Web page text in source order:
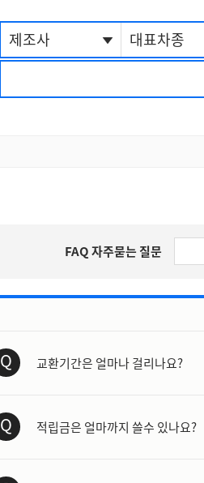
제조사 대표차종
FAQ 자주묻는 질문
Q 교환기간은 얼마나 걸리나요?
Q 적립금은 얼마까지 쓸수 있나요?